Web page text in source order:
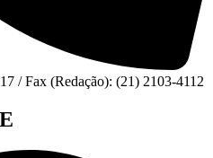
/ Fax (Redação): (21) 2103-4112